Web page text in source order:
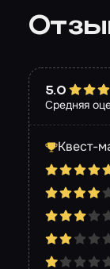
Средняя
5.0
Квест-